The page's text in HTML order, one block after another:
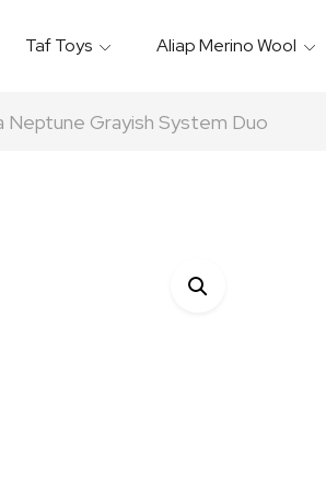
Taf Toys Aliap Merino Wool
Neptune Grayish System Duo